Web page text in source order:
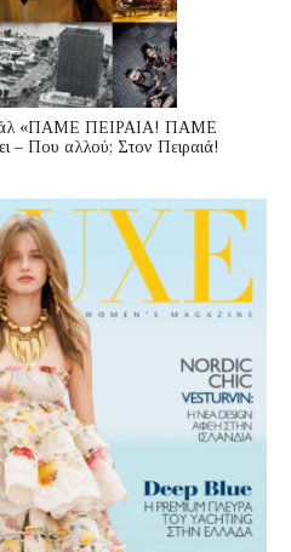
«ΠΑΜΕ ΠΕΙΡΑΙΑ! ΠΑΜΕ
– Που αλλού; Στον Πειραιά!